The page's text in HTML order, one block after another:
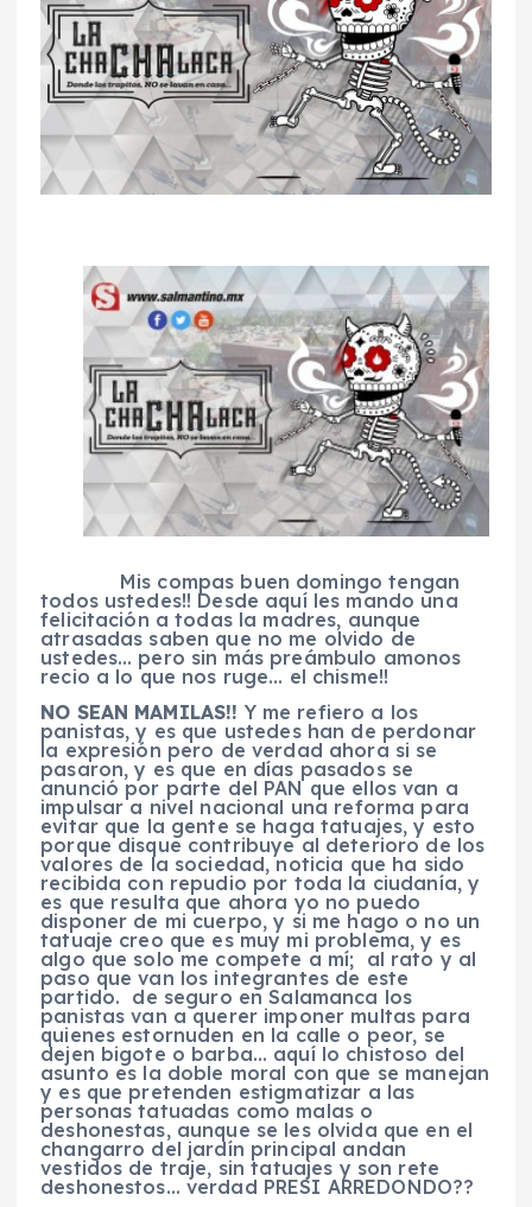
Mis compas buen domingo tengan
todos ustedes!! Desde aquí les mando una
felicitación a todas la madres, aunque
atrasadas saben que no me olvido de
ustedes… pero sin más preámbulo amonos
recio a lo que nos ruge… el chisme!!
NO SEAN MAMILAS!! Y me refiero a los
panistas, y es que ustedes han de perdonar
la expresión pero de verdad ahora si se
pasaron, y es que en días pasados se
anunció por parte del PAN que ellos van a
impulsar a nivel nacional una reforma para
evitar que la gente se haga tatuajes, y esto
porque disque contribuye al deterioro de los
valores de la sociedad, noticia que ha sido
recibida con repudio por toda la ciudanía, y
es que resulta que ahora yo no puedo
disponer de mi cuerpo, y si me hago o no un
tatuaje creo que es muy mi problema, y es
algo que solo me compete a mí; al rato y al
paso que van los integrantes de este
partido. de seguro en Salamanca los
panistas van a querer imponer multas para
quienes estornuden en la calle o peor, se
dejen bigote o barba… aquí lo chistoso del
asunto es la doble moral con que se manejan
y es que pretenden estigmatizar a las
personas tatuadas como malas o
deshonestas, aunque se les olvida que en el
changarro del jardín principal andan
vestidos de traje, sin tatuajes y son rete
deshonestos… verdad PRESI ARREDONDO??